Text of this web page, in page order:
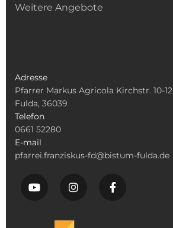
Weitere Angebote
Adresse
Pfarrer Markus Agricola Kirchstr. 10-12
Fulda, 36039
Telefon
0661 52280
E-mail
pfarrei.franziskus-fd@bistum-fulda.de